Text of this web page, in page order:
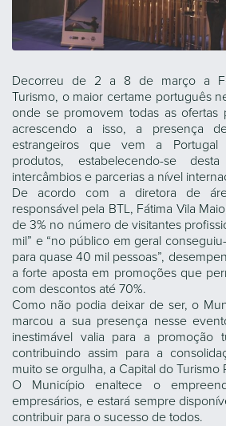
Decorreu de 2 a 8 de março a
Turismo, o maior certame português
onde se promovem todas as ofertas
acrescendo a isso, a presença
estrangeiros que vem a Portugal
produtos, estabelecendo-se
intercâmbios e parcerias a nível
De acordo com a diretora de
responsável pela BTL, Fátima Vila
de 3% no número de visitantes
mil” e “no público em geral
para quase 40 mil pessoas”,
a forte aposta em promoções que
com descontos até 70%.
Como não podia deixar de ser, o
marcou a sua presença nesse
inestimável valia para a promoção
contribuindo assim para a
muito se orgulha, a Capital do Turismo
O Município enaltece o
empresários, e estará sempre
contribuir para o sucesso de todos.